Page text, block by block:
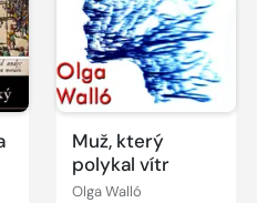
Muž, který
polykal vítr
Olga Walló